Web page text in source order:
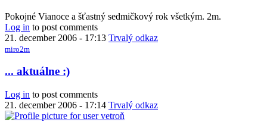
Pokojné Vianoce a šťastný sedmičkový rok všetkým. 2m.
Log in to post comments
21. december 2006 - 17:13 Trvalý odkaz
miro2m
... aktuálne :)
Log in to post comments
21. december 2006 - 17:14 Trvalý odkaz